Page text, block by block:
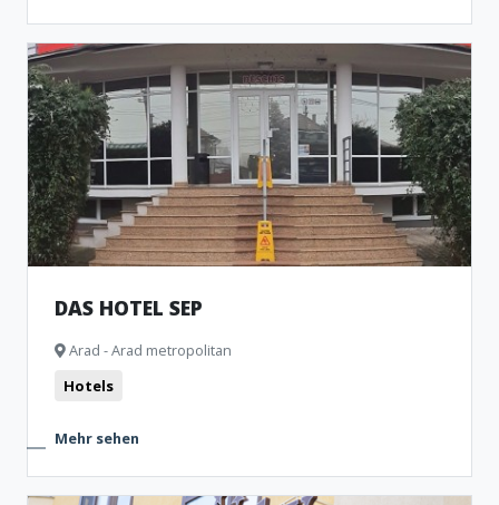
DAS HOTEL SEP
Arad - Arad metropolitan
Hotels
Mehr sehen